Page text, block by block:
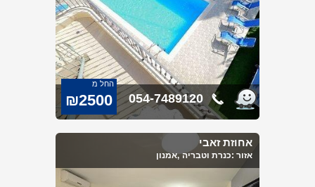
החל מ
₪2500 054-7489120
אחוזת זאבי
אזור :כנרת וטבריה ,אמנון